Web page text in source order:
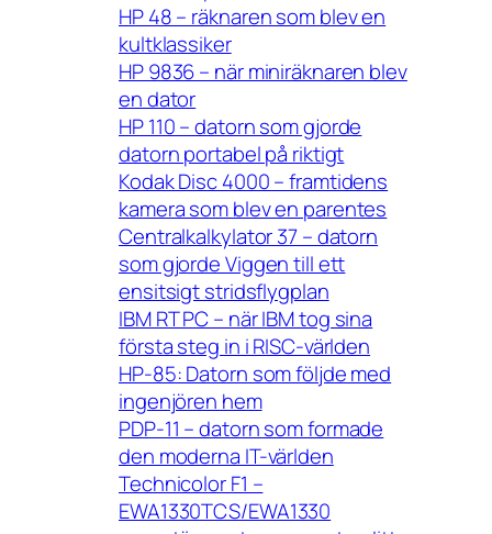
HP 48 – räknaren som blev en
kultklassiker
HP 9836 – när miniräknaren blev
en dator
HP 110 – datorn som gjorde
datorn portabel på riktigt
Kodak Disc 4000 – framtidens
kamera som blev en parentes
Centralkalkylator 37 – datorn
som gjorde Viggen till ett
ensitsigt stridsflygplan
IBM RT PC – när IBM tog sina
första steg in i RISC-världen
HP-85: Datorn som följde med
ingenjören hem
PDP-11 – datorn som formade
den moderna IT-världen
Technicolor F1 –
EWA1330TCS/EWA1330